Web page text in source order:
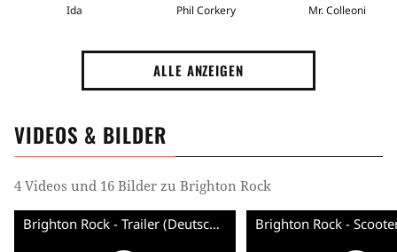
Ida
Phil Corkery
Mr. Colleoni
ALLE ANZEIGEN
VIDEOS & BILDER
4 Videos und 16 Bilder zu Brighton Rock
Brighton Rock - Trailer (Deutsch) HD